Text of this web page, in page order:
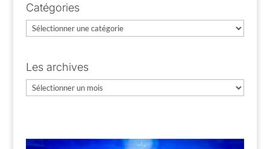
Catégories
Catégories
Les archives
Les